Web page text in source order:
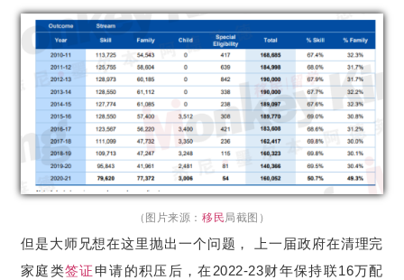
（图片来源： 移民局截图）
但是大师兄想在这里抛出一个问题， 上一届政府在清理完
家庭类签证 申请的积压后，在2022-23财年保持联16万配